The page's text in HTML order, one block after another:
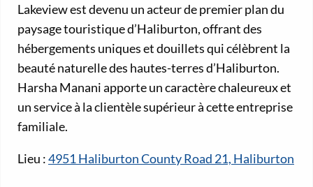
Lakeview est devenu un acteur de premier plan du
paysage touristique d’Haliburton, offrant des
hébergements uniques et douillets qui célèbrent la
beauté naturelle des hautes-terres d’Haliburton.
Harsha Manani apporte un caractère chaleureux et
un service à la clientèle supérieur à cette entreprise
familiale.
Lieu :4951 Haliburton County Road 21, Haliburton